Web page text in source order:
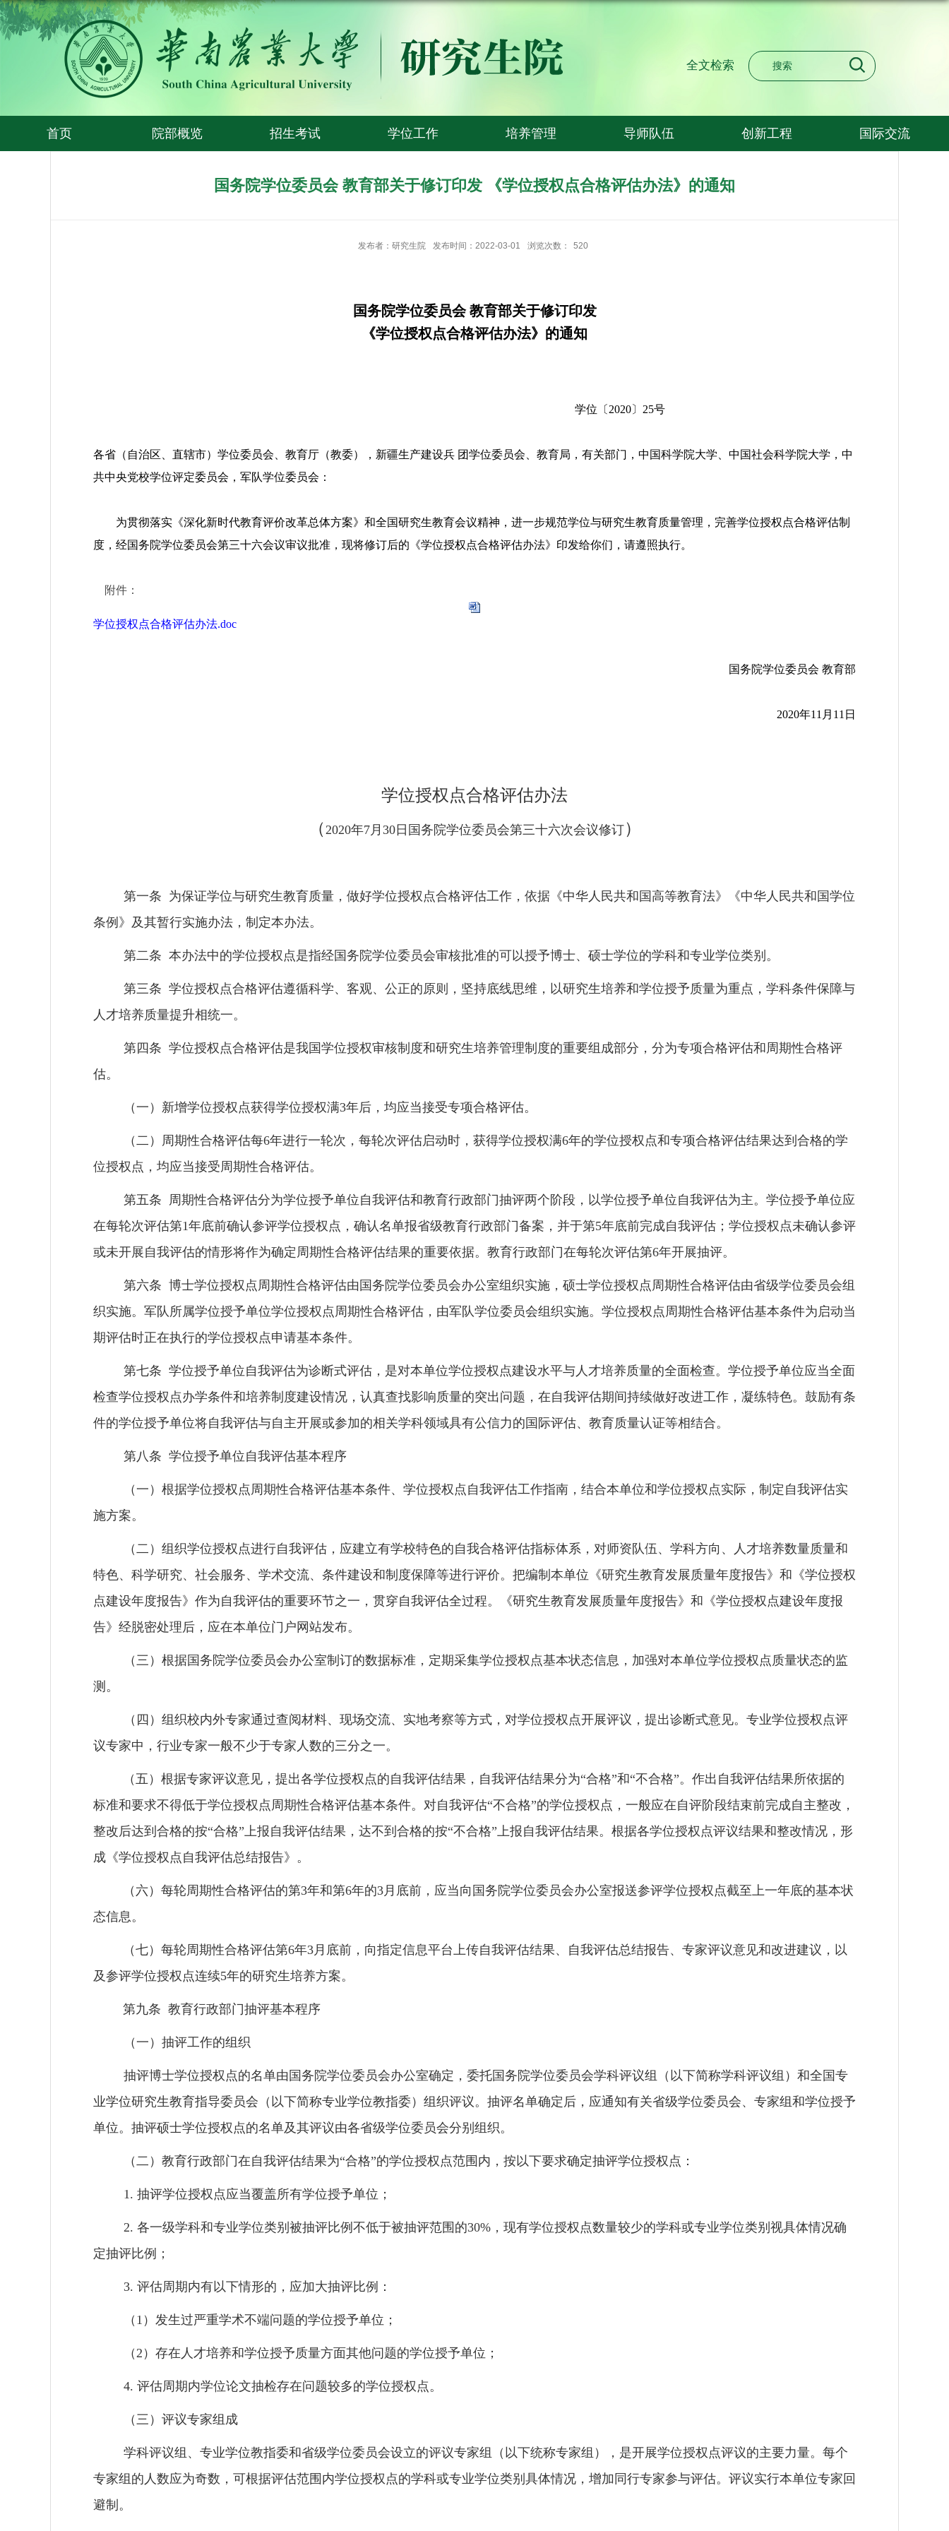
全文检索
首页 院部概览 招生考试 学位工作 培养管理 导师队伍 创新工程 国际交流
国务院学位委员会 教育部关于修订印发 《学位授权点合格评估办法》的通知
发布者：研究生院 发布时间：2022-03-01 浏览次数： 520
国务院学位委员会 教育部关于修订印发
《学位授权点合格评估办法》的通知
学位〔2020〕25号
各省（自治区、直辖市）学位委员会、教育厅（教委），新疆生产建设兵 团学位委员会、教育局，有关部门，中国科学院大学、中国社会科学院大学，中
共中央党校学位评定委员会，军队学位委员会：
为贯彻落实《深化新时代教育评价改革总体方案》和全国研究生教育会议精神，进一步规范学位与研究生教育质量管理，完善学位授权点合格评估制
度，经国务院学位委员会第三十六会议审议批准，现将修订后的《学位授权点合格评估办法》印发给你们，请遵照执行。
附件：
学位授权点合格评估办法.doc
国务院学位委员会 教育部
2020年11月11日
学位授权点合格评估办法
（ 2020年7月 30日国务院学位委员会第三十六次会议修订）
第一条 为保证学位与研究生教育质量，做好学位授权点合格评估工作，依据《中华人民共和国高等教育法》《中华人民共和国学位
条例》及其暂行实施办法，制定本办法。
第二条 本办法中的学位授权点是指经国务院学位委员会审核批准的可以授予博士、硕士学位的学科和专业学位类别。
第三条 学位授权点合格评估遵循科学、客观、公正的原则， 坚持底线思维，以研究生培养和学位授予质量为重点，学科条件保障与
人才培养质量提升相统一。
第四条 学位授权点合格评估是我国学位授权审核制度和研究生培养管理制度的重要组成部分，分为专项合格评估和周期性合格评
估。
（一）新增学位授权点获得学位授权满3年后，均应当接受专项合格评估。
（二）周期性合格评估每6年进行一轮次，每轮次评估启动时，获得学位授权满6年的学位授权点和专项合格评估结果达到合格的学
位授权点，均应当接受周期性合格评估。
第五条
周期性合格评估分为学位授予单位自我评估和教育行政部门抽评两个阶段，以学位授予单位自我评估为主。学位授予单位应
在每轮次评估第1年底前确认参评学位授权点，确认名单报省级教育行政部门备案，并于第5年底前完成自我评估；学位授权点未确认参评
或未开展自我评估的情形将作为确定周期性合格评估结果的重要依据。教育行政部门在每轮次评估第6年开展抽评。
第六条 博士学位授权点周期性合格评估由国务院学位委员会办公室组织实施 ，硕士学位授权点周期性合格评估由省级学位委员会组
织实施。军队所属学位授予单位学位授权点周期性合格评估 ，由军队学位委员会组织实施。学位授权点周期性合格评估基本条件为启动当
期评估时正在执行的学位授权点申请基本条件。
第七条 学位授予单位自我评估为诊断式评估，是对本单位学位授权点建设水平与人才培养质量的全面检查。学位授予单位应当全面
检查学位授权点办学条件和培养制度建设情况，认真查找影响质量的突出问题，在自我评估期间持续做好改进工作，凝练特色。 鼓励有条
件的学位授予单位将自我评估与自主开展或参加的相关学科领域具有公信力的国际评估、教育质量认证等相结合。
第八条 学位授予单位自我评估基本程序
（一） 根据学位授权点周期性合格评估基本条件、学位授权点自我评估工作指南，结合本单位和学位授权点实际， 制定自我评估实
施方案。
（二） 组织学位授权点进行自我评估，应建立有学校特色的自我合格评估指标体系，对师资队伍、学科方向、人才培养数量质量和
特色、科学研究、社会服务、学术交流、条件建设和制度保障等进行评价。把编制本单位《研究生教育发展质量年度报告》和《学位授权
点建设年度报告》作为自我评估的重要环节之一，贯穿自我评估全过程。《研究生教育发展质量年度报告》和《学位授权点建设年度报
告》经脱密处理后，应在本单位门户网站发布。
（三）根据国务院学位委员会办公室制订的数据标准，定期采集学位授权点基本状态信息，加强对本单位学位授权点质量状态的监
测。
（四） 组织校内外专家通过查阅材料、现场交流、实地考察等方式，对学位授权点开展评议， 提出诊断式意见。专业学位授权点评
议专家中，行业专家一般不少于专家人数的三分之一。
（五） 根据专家评议意见， 提出各学位授权点的自我评估结果，自我评估结果分为“合格”和“不合格”。作出自我评估结果所依据的
标准和要求不得低于学位授权点周期性合格评估基本条件。对自我评估“不合格”的学位授权点，一般应在自评阶段结束前完成自主整改，
整改后达到合格的按“合格”上报自我评估结果，达不到合格的按“不合格”上报自我评估结果。根据各学位授权点评议结果和整改情况，形
成 《学位授权点自我评估总结报告》。
（六） 每轮周期性合格评估的第3年和第6年的3月底前，应当向国务院学位委员会办公室报送参评学位授权点截至上一年底的基本状
态信息。
（七）每轮周期性合格评估第6年3月底前，向指定信息平台上传自我评估结果、自我评估总结报告、专家评议意见和改进建议，以
及参评学位授权点连续5年的研究生培养方案。
第九条 教育行政部门抽评基本程序
（一）抽评工作的组织
抽评博士学位授权点的名单由国务院学位委员会办公室确定，委托国务院学位委员会学科评议组（以下简称学科评议组）和全国专
业学位研究生教育指导委员会（以下简称专业学位教指委）组织评议。抽评名单确定后，应通知有关省级学位委员会、专家组和学位授予
单位。抽评硕士学位授权点的名单及其评议由各省级学位委员会分别组织。
（二）教育行政部门在自我评估结果为“合格”的学位授权点范围内，按以下要求确定抽评学位授权点：
1. 抽评学位授权点应当覆盖所有学位授予单位；
2. 各一级学科和专业学位类别被抽评比例不低于被抽评范围的30% ，现有学位授权点数量较少的学科或专业学位类别视具体情况确
定抽评比例；
3. 评估周期内有以下情形的，应加大抽评比例：
（ 1 ）发生过严重学术不端问题的学位授予单位；
（2 ）存在人才培养和学位授予质量方面其他问题的学位授予单位；
4. 评估周期内学位论文抽检存在问题较多的学位授权点。
（三） 评议专家组成
学科评议组、专业学位教指委和省级学位委员会设立的评议专家组（以下统称专家组），是开展学位授权点评议的主要力量。每个
专家组的人数应为奇数，可根据评估范围内学位授权点的学科或专业学位类别具体情况，增加同行专家参与评估。评议实行本单位专家回
避制。